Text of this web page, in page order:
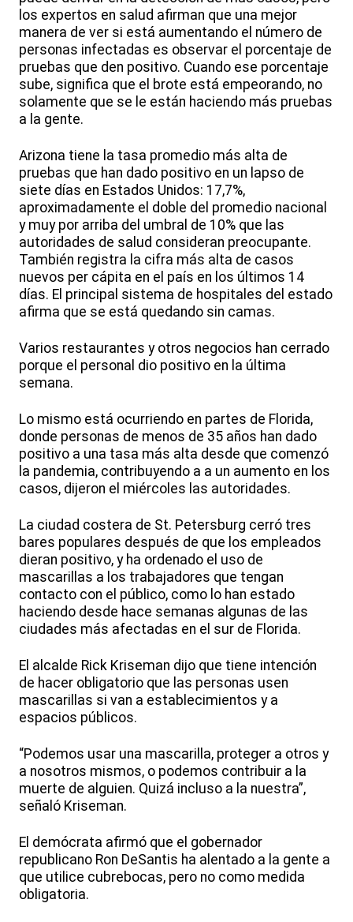
los expertos en salud afirman que una mejor
manera de ver si está aumentando el número de
personas infectadas es observar el porcentaje de
pruebas que den positivo. Cuando ese porcentaje
sube, significa que el brote está empeorando, no
solamente que se le están haciendo más pruebas
a la gente.
Arizona tiene la tasa promedio más alta de
pruebas que han dado positivo en un lapso de
siete días en Estados Unidos: 17,7%,
aproximadamente el doble del promedio nacional
y muy por arriba del umbral de 10% que las
autoridades de salud consideran preocupante.
También registra la cifra más alta de casos
nuevos per cápita en el país en los últimos 14
días. El principal sistema de hospitales del estado
afirma que se está quedando sin camas.
Varios restaurantes y otros negocios han cerrado
porque el personal dio positivo en la última
semana.
Lo mismo está ocurriendo en partes de Florida,
donde personas de menos de 35 años han dado
positivo a una tasa más alta desde que comenzó
la pandemia, contribuyendo a a un aumento en los
casos, dijeron el miércoles las autoridades.
La ciudad costera de St. Petersburg cerró tres
bares populares después de que los empleados
dieran positivo, y ha ordenado el uso de
mascarillas a los trabajadores que tengan
contacto con el público, como lo han estado
haciendo desde hace semanas algunas de las
ciudades más afectadas en el sur de Florida.
El alcalde Rick Kriseman dijo que tiene intención
de hacer obligatorio que las personas usen
mascarillas si van a establecimientos y a
espacios públicos.
“Podemos usar una mascarilla, proteger a otros y
a nosotros mismos, o podemos contribuir a la
muerte de alguien. Quizá incluso a la nuestra”,
señaló Kriseman.
El demócrata afirmó que el gobernador
republicano Ron DeSantis ha alentado a la gente a
que utilice cubrebocas, pero no como medida
obligatoria.